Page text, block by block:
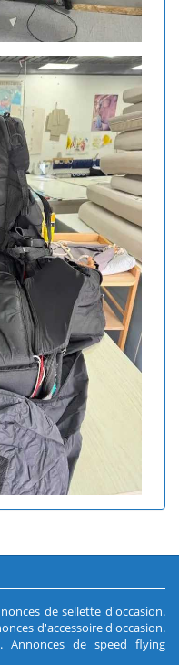
de sellette d'occasion.
d'accessoire d'occasion.
. Annonces de speed flying